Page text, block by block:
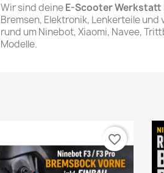
Wir sind deineE-Scooter Werkstatt
Bremsen, Elektronik, Lenkerteile
rund um Ninebot, Xiaomi, Navee,
Modelle.
favorite_border